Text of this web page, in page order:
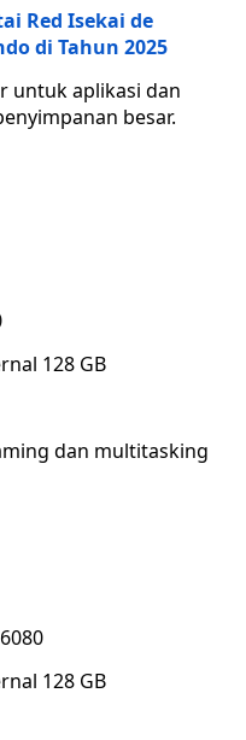
Red Isekai de
di Tahun 2025
untuk aplikasi dan
besar.
128 GB
dan multitasking
128 GB